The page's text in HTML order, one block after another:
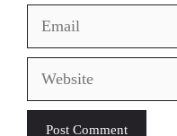
Email
Website